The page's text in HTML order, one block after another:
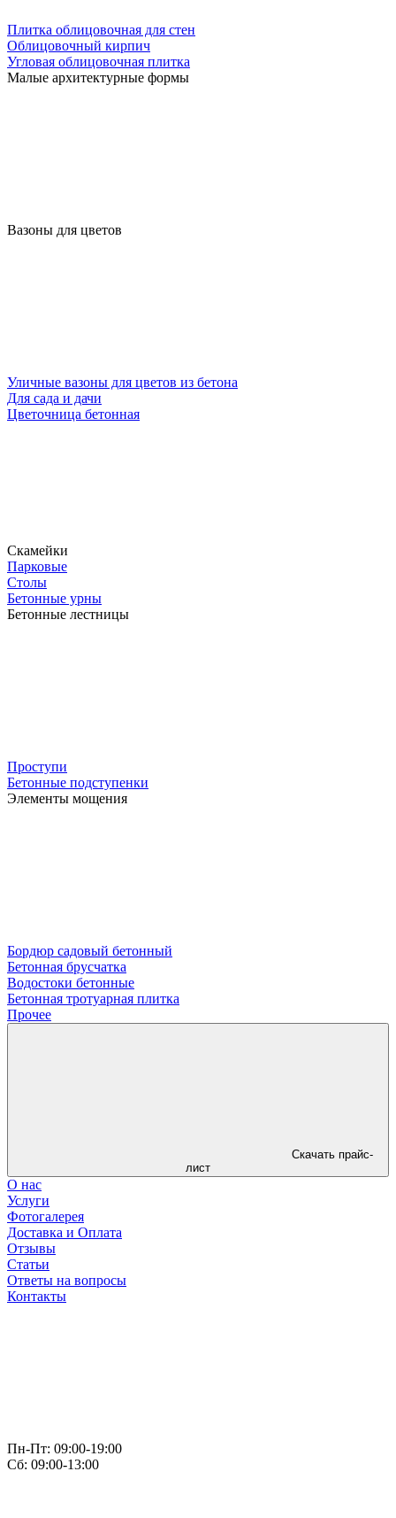
Плитка облицовочная для стен
Облицовочный кирпич
Угловая облицовочная плитка
Малые архитектурные формы
Вазоны для цветов
Уличные вазоны для цветов из бетона
Для сада и дачи
Цветочница бетонная
Скамейки
Парковые
Столы
Бетонные урны
Бетонные лестницы
Проступи
Бетонные подступенки
Элементы мощения
Бордюр садовый бетонный
Бетонная брусчатка
Водостоки бетонные
Бетонная тротуарная плитка
Прочее
Скачать прайс-
лист
О нас
Услуги
Фотогалерея
Доставка и Оплата
Отзывы
Статьи
Ответы на вопросы
Контакты
Пн-Пт: 09:00-19:00
Сб: 09:00-13:00